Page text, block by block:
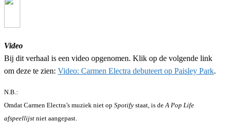
Video
Bij dit verhaal is een video opgenomen. Klik op de volgende link
om deze te zien: Video: Carmen Electra debuteert op Paisley Park.
N.B.:
Omdat Carmen Electra’s muziek niet op Spotify staat, is de A Pop Life
afspeellijst niet aangepast.